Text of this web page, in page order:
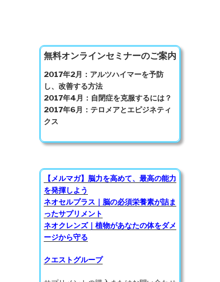
無料オンラインセミナーのご案内
2017年2月：アルツハイマーを予防
し、改善する方法
2017年4月：自閉症を克服するには？
2017年6月：テロメアとエピジネティ
クス
【メルマガ】脳力を高めて、最高の能力
を発揮しよう
ネオセルプラス｜脳の必須栄養素が詰ま
ったサプリメント
ネオクレンズ｜植物があなたの体をダメ
ージから守る
クエストグループ